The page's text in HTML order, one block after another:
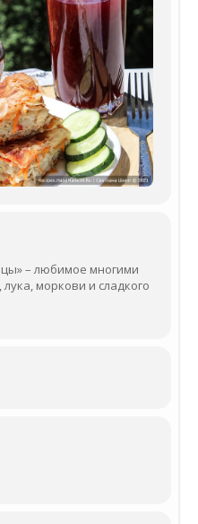
– любимое многими
моркови и сладкого